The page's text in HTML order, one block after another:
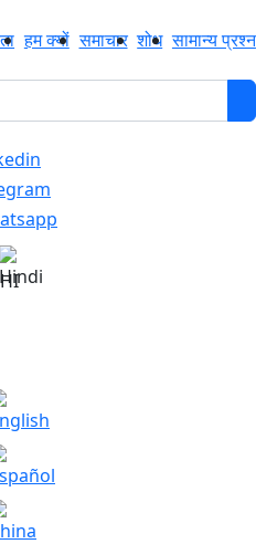
हम क्यों समाचार शोध सामान्य प्रश्न
HI